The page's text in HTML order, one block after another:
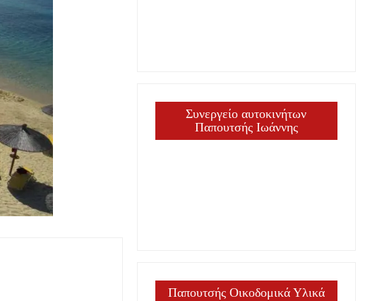
Συνεργείο αυτοκινήτων
Παπουτσής Ιωάννης
Παπουτσής Οικοδομικά Υλικά